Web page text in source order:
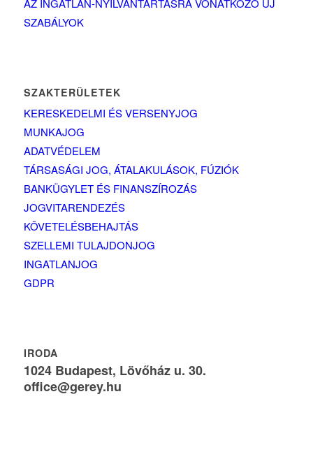
AZ INGATLAN-NYILVÁNTARTÁSRA VONATKOZÓ ÚJ
SZABÁLYOK
SZAKTERÜLETEK
KERESKEDELMI ÉS VERSENYJOG
MUNKAJOG
ADATVÉDELEM
TÁRSASÁGI JOG, ÁTALAKULÁSOK, FÚZIÓK
BANKÜGYLET ÉS FINANSZÍROZÁS
JOGVITARENDEZÉS
KÖVETELÉSBEHAJTÁS
SZELLEMI TULAJDONJOG
INGATLANJOG
GDPR
IRODA
1024 Budapest, Lövőház u. 30.
office@gerey.hu